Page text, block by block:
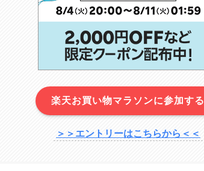
楽天お買い物マラソンに参加する
＞＞エントリーはこちらから＜＜